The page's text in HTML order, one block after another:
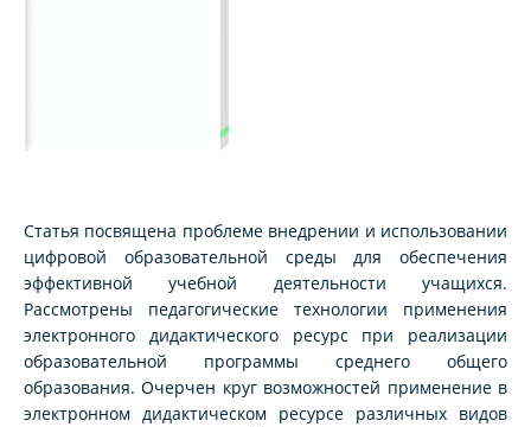
Статья посвящена проблеме внедрении и использовании
цифровой образовательной среды для обеспечения
эффективной учебной деятельности учащихся.
Рассмотрены педагогические технологии применения
электронного дидактического ресурс при реализации
образовательной программы среднего общего
образования. Очерчен круг возможностей применение в
электронном дидактическом ресурсе различных видов